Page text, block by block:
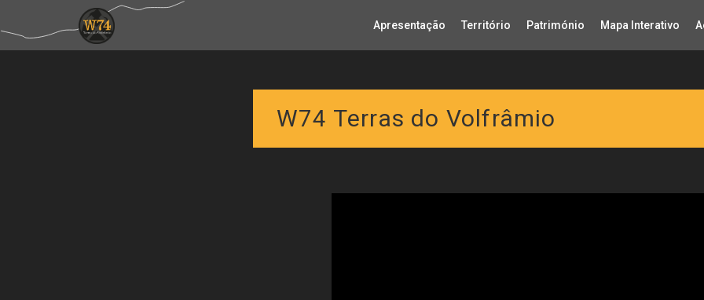
Apresentação Território Património Mapa Interativo
W74 Terras do Volfrâmio